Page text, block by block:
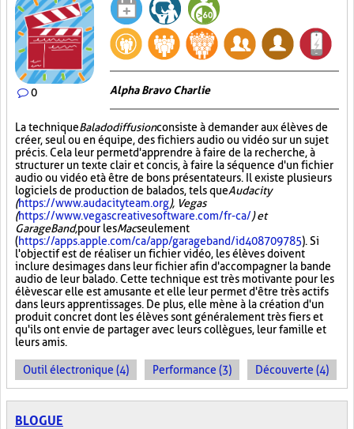
0 Alpha Bravo Charlie
La techniqueBaladodiffusionconsiste à demander aux élèves de
créer, seul ou en équipe, des fichiers audio ou vidéo sur un sujet
précis. Cela leur permet d'apprendre à faire de la recherche, à
structurer un texte clair et concis, à faire la séquence d'un fichier
audio ou vidéo et à être de bons présentateurs. Il existe plusieurs
logiciels de production de balados, tels queAudacity
(https://www.audacityteam.org), Vegas
(https://www.vegascreativesoftware.com/fr-ca/) et
GarageBand,pour lesMacseulement
(https://apps.apple.com/ca/app/garageband/id408709785). Si
l'objectif est de réaliser un fichier vidéo, les élèves doivent
inclure des images dans leur fichier afin d'accompagner la bande
audio de leur balado. Cette technique est très motivante pour les
élèves car elle est amusante et elle leur permet d'être très actifs
dans leurs apprentissages. De plus, elle mène à la création d'un
produit concret dont les élèves sont généralement très fiers et
qu'ils ont envie de partager avec leurs collègues, leur famille et
leurs amis.
Outil électronique (4) Performance (3) Découverte (4)
BLOGUE